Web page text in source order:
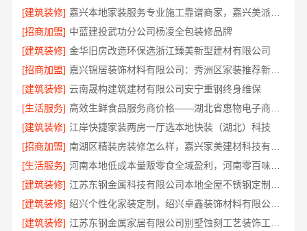
[建筑装修]
[招商加盟] 中蓝建投武功分公司杨凌全包装修品牌
[建筑装修] 金华旧房改造环保选浙江臻美新型建材有限公司
[招商加盟]
嘉兴锦居装饰材料有限公司：秀洲区家装推荐新房一站式
[建筑装修] 云南晟构建筑建材有限公司安宁重钢终身维保
[生活服务]
[建筑装修] 江岸快捷家装两房一厅选本地快装（湖北）科技
[招商加盟]
[生活服务]
河南本地低成本量贩零食全域盈利，河南零百味供应链有限公司加盟
[建筑装修]
[建筑装修]
绍兴个性化家装定制，绍兴卓鑫装饰材料有限公司环保优质材料
[建筑装修]